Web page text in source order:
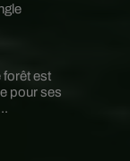
forêt est
pour ses